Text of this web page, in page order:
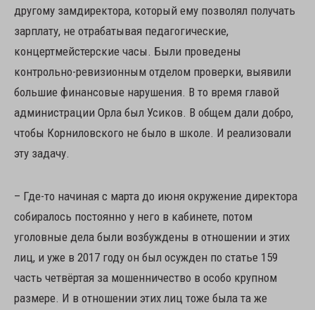
другому замдиректора, который ему позволял получать
зарплату, не отрабатывая педагогические,
концертмейстерские часы. Были проведены
контрольно-ревизионным отделом проверки, выявили
большие финансовые нарушения. В то время главой
администрации Орла был Усиков. В общем дали добро,
чтобы Корниловского не было в школе. И реализовали
эту задачу.
– Где-то начиная с марта до июня окружение директора
собиралось постоянно у него в кабинете, потом
уголовные дела были возбуждены в отношении и этих
лиц, и уже в 2017 году он был осужден по статье 159
часть четвёртая за мошенничество в особо крупном
размере. И в отношении этих лиц тоже была та же